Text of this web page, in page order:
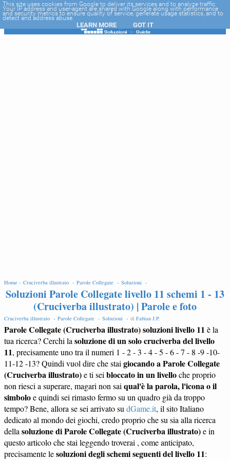
-->
Home - Cruciverba illustrato - Parole Collegate - Soluzioni -
Soluzioni Parole Collegate livello 11 schemi 1 - 13
(Cruciverba illustrato) | Parole e foto
Cruciverba illustrato - Parole Collegate - Soluzioni - di Fabian J.P.
Parole Collegate (Cruciverba illustrato) soluzioni livello 11 è la
tua ricerca? Cerchi la soluzione di un solo cruciverba del livello
11, precisamente uno tra il numeri 1 - 2 - 3 - 4 - 5 - 6 - 7 - 8 -9 -10-
11-12 -13? Quindi vuol dire che stai giocando a Parole Collegate
(Cruciverba illustrato)e ti sei bloccato in un livelloche proprio
non riesci a superare, magari non sai qual'è la parola, l'icona o il
simboloe quindi sei rimasto fermo su un quadro già da troppo
tempo? Bene, allora se sei arrivato su dGame.it, il sito Italiano
dedicato al mondo dei giochi, credo proprio che su sia alla ricerca
della soluzione di Parole Collegate (Cruciverba illustrato)e in
questo articolo che stai leggendo troverai , come anticipato,
precisamente lesoluzioni degli schemi seguenti del livello 11:
This site uses cookies from Google to deliver its services and to analyze traffic.
Your IP address and user-agent are shared with Google along with performance
and security metrics to ensure quality of service, generate usage statistics, and to
detect and address abuse.
LEARN MORE GOT IT